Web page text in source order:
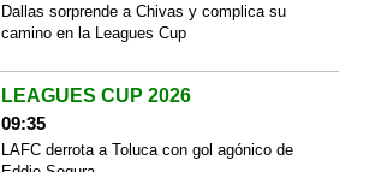
Dallas sorprende a Chivas y complica su
camino en la Leagues Cup
LEAGUES CUP 2026
09:35
LAFC derrota a Toluca con gol agónico de